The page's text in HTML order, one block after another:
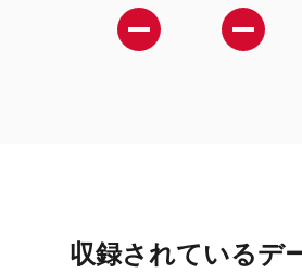
収録されているデ